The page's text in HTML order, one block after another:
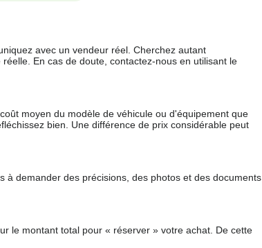
avec un vendeur réel. Cherchez autant
En cas de doute, contactez-nous en utilisant le
moyen du modèle de véhicule ou d'équipement que
bien. Une différence de prix considérable peut
à demander des précisions, des photos et des documents
le montant total pour « réserver » votre achat. De cette